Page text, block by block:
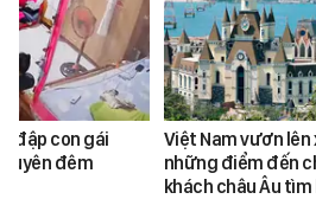
đập con gái
đêm
Việt Nam vươn
những điểm đến
khách châu Âu